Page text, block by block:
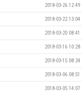
2018-03-26 12:49
2018-03-22 13:04
2018-03-20 08:41
2018-03-16 10:28
2018-03-15 08:24
2018-03-06 08:51
2018-03-05 14:07